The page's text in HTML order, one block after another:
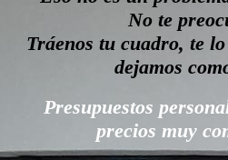
No te
Tráenos tu cuadro, te
dejamos
Presupuestos
precios muy